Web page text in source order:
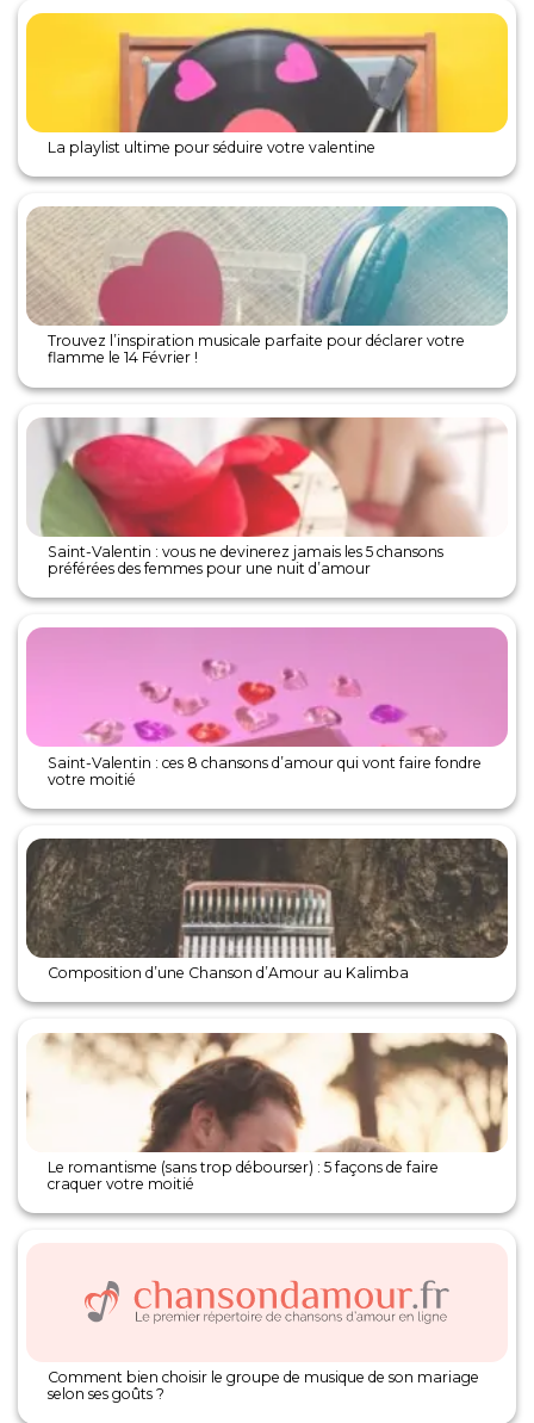
La playlist ultime pour séduire votre valentine
Trouvez l’inspiration musicale parfaite pour déclarer votre
flamme le 14 Février !
Saint-Valentin : vous ne devinerez jamais les 5 chansons
préférées des femmes pour une nuit d’amour
Saint-Valentin : ces 8 chansons d’amour qui vont faire fondre
votre moitié
Composition d’une Chanson d’Amour au Kalimba
Le romantisme (sans trop débourser) : 5 façons de faire
craquer votre moitié
Comment bien choisir le groupe de musique de son mariage
selon ses goûts ?